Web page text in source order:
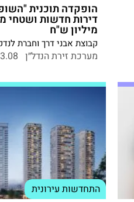
מיליון ש"ח
קבוצת אבני דרך וחברת
מגורים, תעסוקה ומסחר
לתחנת המטרו העתידית
מערכת זירת הנדל״ן
התחדשות עירונית